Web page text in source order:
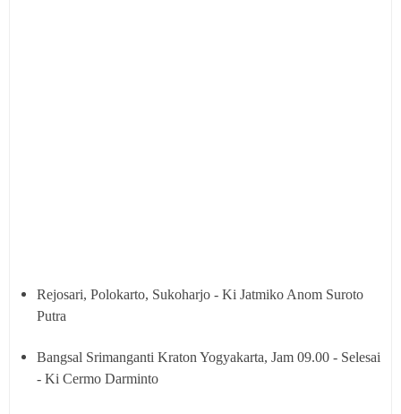
Rejosari, Polokarto, Sukoharjo - Ki Jatmiko Anom Suroto
Putra
Bangsal Srimanganti Kraton Yogyakarta, Jam 09.00 - Selesai
- Ki Cermo Darminto